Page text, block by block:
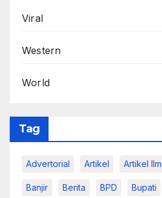
Viral
Western
World
Tag
Advertorial Artikel Artikel
Banjir Berita BPD Bupati